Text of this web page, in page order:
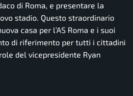
di Roma, e presentare la
stadio. Questo straordinario
casa per l’AS Roma e i suoi
di riferimento per tutti i cittadini
del vicepresidente Ryan